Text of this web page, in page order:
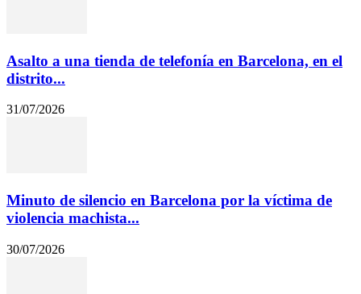
Asalto a una tienda de telefonía en Barcelona, en el
distrito...
31/07/2026
Minuto de silencio en Barcelona por la víctima de
violencia machista...
30/07/2026